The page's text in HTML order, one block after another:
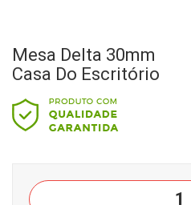
Mesa Delta 30mm
Casa Do Escritório
Mesa